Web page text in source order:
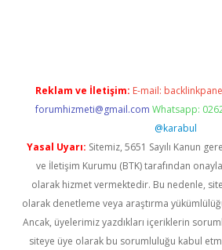
Reklam ve İletişim: E-mail:
forumhizmeti@gmail.com Whatsapp:
@karabul
Yasal Uyarı: Sitemiz, 5651 Sayılı Kanun
ve İletişim Kurumu (BTK) tarafından
olarak hizmet vermektedir. Bu nedenle,
olarak denetleme veya araştırma
Ancak, üyelerimiz yazdıkları içeriklerin
siteye üye olarak bu sorumluluğu kabul